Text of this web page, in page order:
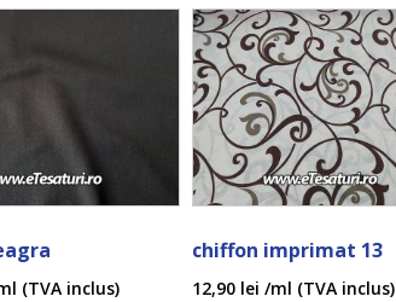
(TVA inclus)
chiffon imprimat 13
12,90 lei /ml (TVA inclus)